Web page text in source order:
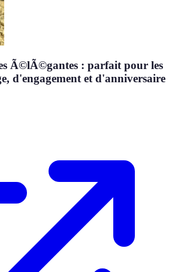
Ã©lÃ©gantes : parfait pour les
d'engagement et d'anniversaire